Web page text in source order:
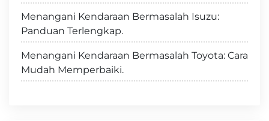
Menangani Kendaraan Bermasalah Isuzu:
Panduan Terlengkap.
Menangani Kendaraan Bermasalah Toyota: Cara
Mudah Memperbaiki.